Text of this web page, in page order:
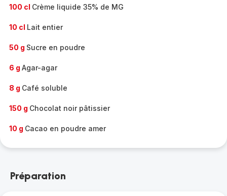
100 cl Crème liquide 35% de MG
10 cl Lait entier
50 g Sucre en poudre
6 g Agar-agar
8 g Café soluble
150 g Chocolat noir pâtissier
10 g Cacao en poudre amer
Préparation